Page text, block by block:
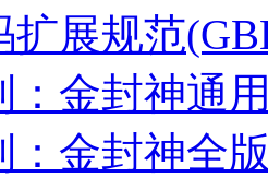
扩展规范
：金封神通
：金封神全